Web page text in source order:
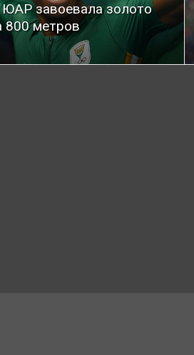
ЮАР завоевала золото
800 метров